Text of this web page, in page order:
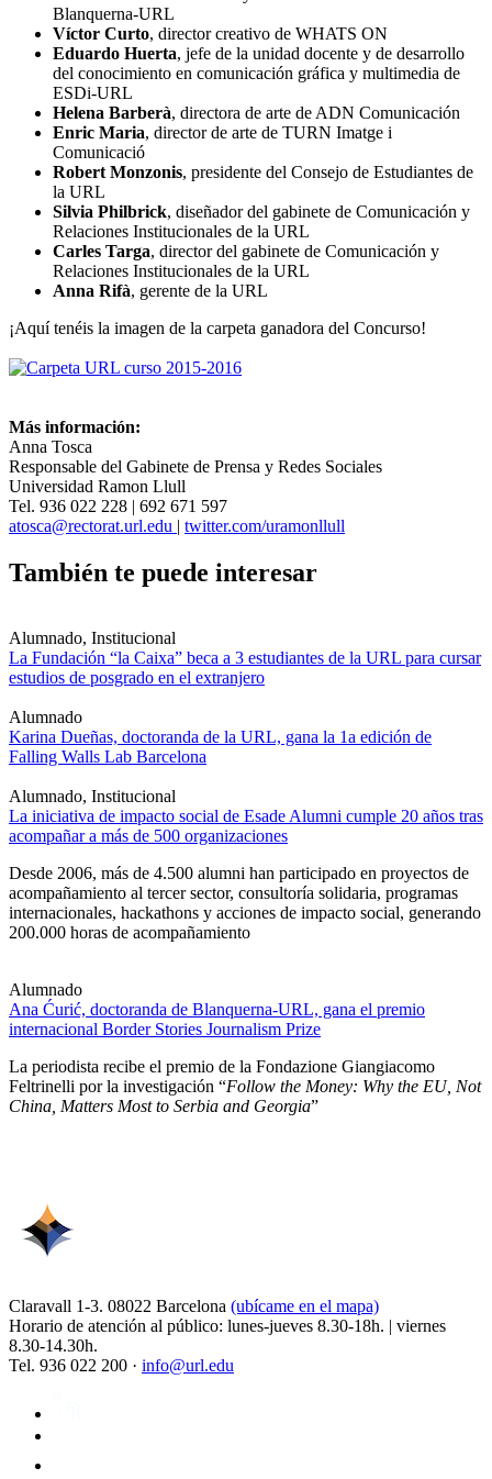
Blanquerna-URL
Víctor Curto, director creativo de WHATS ON
Eduardo Huerta, jefe de la unidad docente y de desarrollo
del conocimiento en comunicación gráfica y multimedia de
ESDi-URL
Helena Barberà, directora de arte de ADN Comunicación
Enric Maria, director de arte de TURN Imatge i
Comunicació
Robert Monzonis, presidente del Consejo de Estudiantes de
la URL
Silvia Philbrick, diseñador del gabinete de Comunicación y
Relaciones Institucionales de la URL
Carles Targa, director del gabinete de Comunicación y
Relaciones Institucionales de la URL
Anna Rifà, gerente de la URL
¡Aquí tenéis la imagen de la carpeta ganadora del Concurso!
Más información:
Anna Tosca
Responsable del Gabinete de Prensa y Redes Sociales
Universidad Ramon Llull
Tel. 936 022 228 | 692 671 597
atosca@rectorat.url.edu | twitter.com/uramonllull
También te puede interesar
Alumnado, Institucional
La Fundación “la Caixa” beca a 3 estudiantes de la URL para cursar
estudios de posgrado en el extranjero
Alumnado
Karina Dueñas, doctoranda de la URL, gana la 1a edición de
Falling Walls Lab Barcelona
Alumnado, Institucional
La iniciativa de impacto social de Esade Alumni cumple 20 años tras
acompañar a más de 500 organizaciones
Desde 2006, más de 4.500 alumni han participado en proyectos de
acompañamiento al tercer sector, consultoría solidaria, programas
internacionales, hackathons y acciones de impacto social, generando
200.000 horas de acompañamiento
Alumnado
Ana Ćurić, doctoranda de Blanquerna-URL, gana el premio
internacional Border Stories Journalism Prize
La periodista recibe el premio de la Fondazione Giangiacomo
Feltrinelli por la investigación “Follow the Money: Why the EU, Not
China, Matters Most to Serbia and Georgia”
Claravall 1-3. 08022 Barcelona (ubícame en el mapa)
Horario de atención al público: lunes-jueves 8.30-18h. | viernes
8.30-14.30h.
Tel. 936 022 200 · info@url.edu